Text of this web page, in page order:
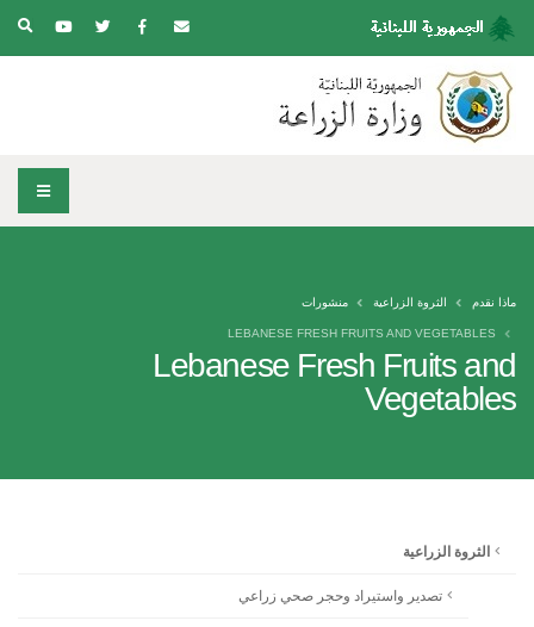
Lebanese Fresh Fruits and
Vegetables
ماذا نقدم الثروة الزراعية منشورات
LEBANESE FRESH FRUITS AND VEGETABLES
الثروة الزراعية
تصدير واستيراد وحجر صحي زراعي